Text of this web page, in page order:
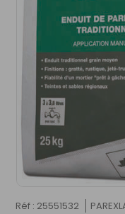
Réf : 25551532